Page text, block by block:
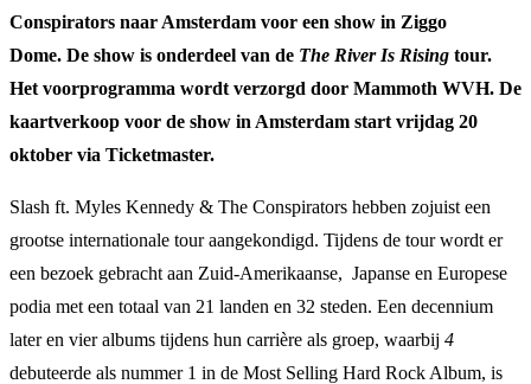
Conspirators naar Amsterdam voor een show in Ziggo
Dome. De show is onderdeel van de The River Is Rising tour.
Het voorprogramma wordt verzorgd door Mammoth WVH. De
kaartverkoop voor de show in Amsterdam start vrijdag 20
oktober via Ticketmaster.
Slash ft. Myles Kennedy & The Conspirators hebben zojuist een
grootse internationale tour aangekondigd. Tijdens de tour wordt er
een bezoek gebracht aan Zuid-Amerikaanse, Japanse en Europese
podia met een totaal van 21 landen en 32 steden. Een decennium
later en vier albums tijdens hun carrière als groep, waarbij 4
debuteerde als nummer 1 in de Most Selling Hard Rock Album, is